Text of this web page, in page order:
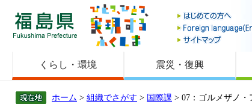
福島県
くらし・環境 震災・復興
ホーム > 組織でさがす > 国際課 > 07：ゴルメザノ・